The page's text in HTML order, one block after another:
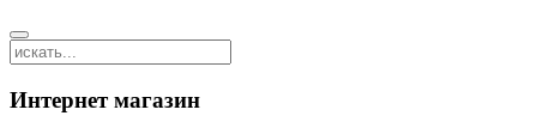
Интернет магазин